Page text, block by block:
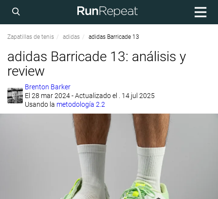
Zapatillas de tenis adidas adidas Barricade 13
adidas Barricade 13: análisis y
review
Brenton Barker
El 28 mar 2024- Actualizado el . 14 jul 2025
Usando la metodología 2.2